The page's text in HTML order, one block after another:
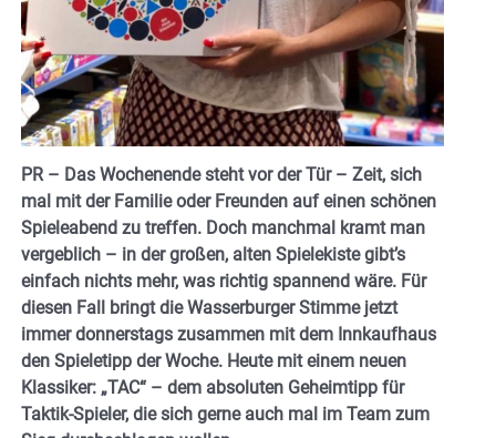
PR – Das Wochenende steht vor der Tür – Zeit, sich
mal mit der Familie oder Freunden auf einen schönen
Spieleabend zu treffen. Doch manchmal kramt man
vergeblich – in der großen, alten Spielekiste gibt’s
einfach nichts mehr, was richtig spannend wäre. Für
diesen Fall bringt die Wasserburger Stimme jetzt
immer donnerstags zusammen mit dem Innkaufhaus
den Spieletipp der Woche. Heute mit einem neuen
Klassiker: „TAC“ – dem absoluten Geheimtipp für
Taktik-Spieler, die sich gerne auch mal im Team zum